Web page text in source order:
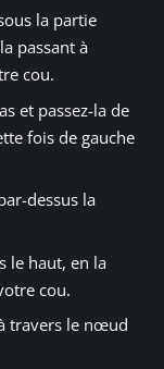
la partie
passant à
cou.
et passez-la de
fois de gauche
dessus la
le haut, en la
cou.
travers le nœud